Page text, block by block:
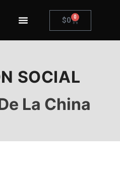
$0 0
SOCIAL
La China